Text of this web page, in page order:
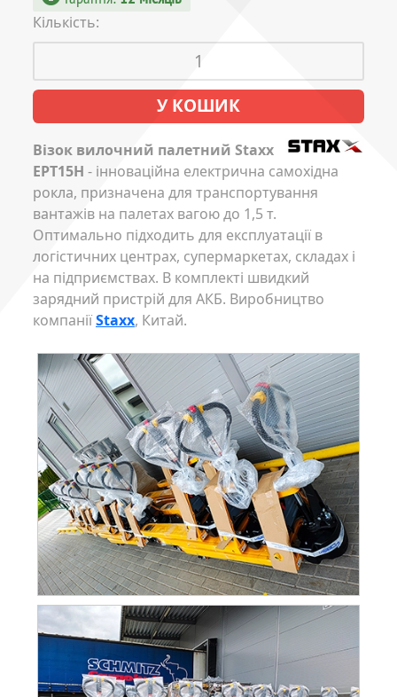
Кількість:
Візок вилочний палетний Staxx
EPT15H - інноваційна електрична самохідна
рокла, призначена для транспортування
вантажів на палетах вагою до 1,5 т.
Оптимально підходить для експлуатації в
логістичних центрах, супермаркетах, складах і
на підприємствах. В комплекті швидкий
зарядний пристрій для АКБ. Виробництво
компаніїStaxx, Китай.